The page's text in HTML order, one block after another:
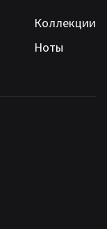
Коллекции
Ноты